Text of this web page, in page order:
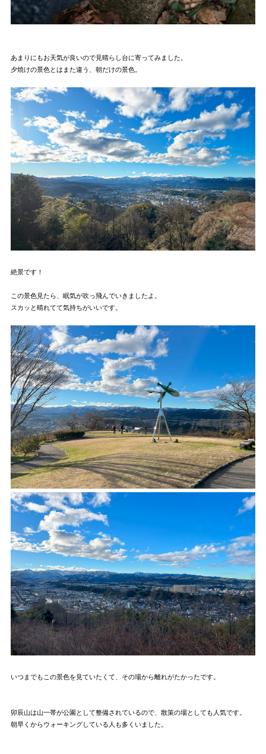
あまりにもお天気が良いので見晴らし台に寄ってみました。
夕焼けの景色とはまた違う、朝だけの景色。
絶景です！
この景色見たら、眠気が吹っ飛んでいきましたよ。
スカッと晴れてて気持ちがいいです。
いつまでもこの景色を見ていたくて、その場から離れがたかったです。
卯辰山は山一帯が公園として整備されているので、散策の場としても人気です。
朝早くからウォーキングしている人も多くいました。